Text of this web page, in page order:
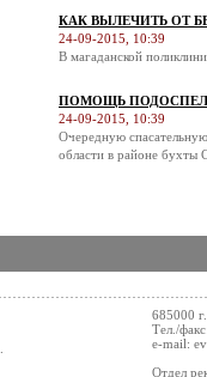
КАК ВЫЛЕЧИТЬ ОТ
24-09-2015, 10:39
В магаданской
ПОМОЩЬ
24-09-2015, 10:39
Очередную
области в районе бухты
685000
Тел./
e-mail:
Отдел